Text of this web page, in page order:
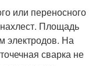
или переносного
Площадь
электродов. На
сварка не